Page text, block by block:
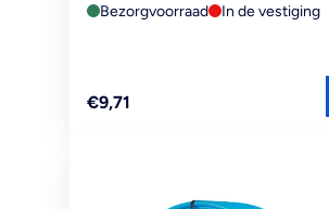
Bezorgvoorraad In de vestiging
Reguliere
€9,71